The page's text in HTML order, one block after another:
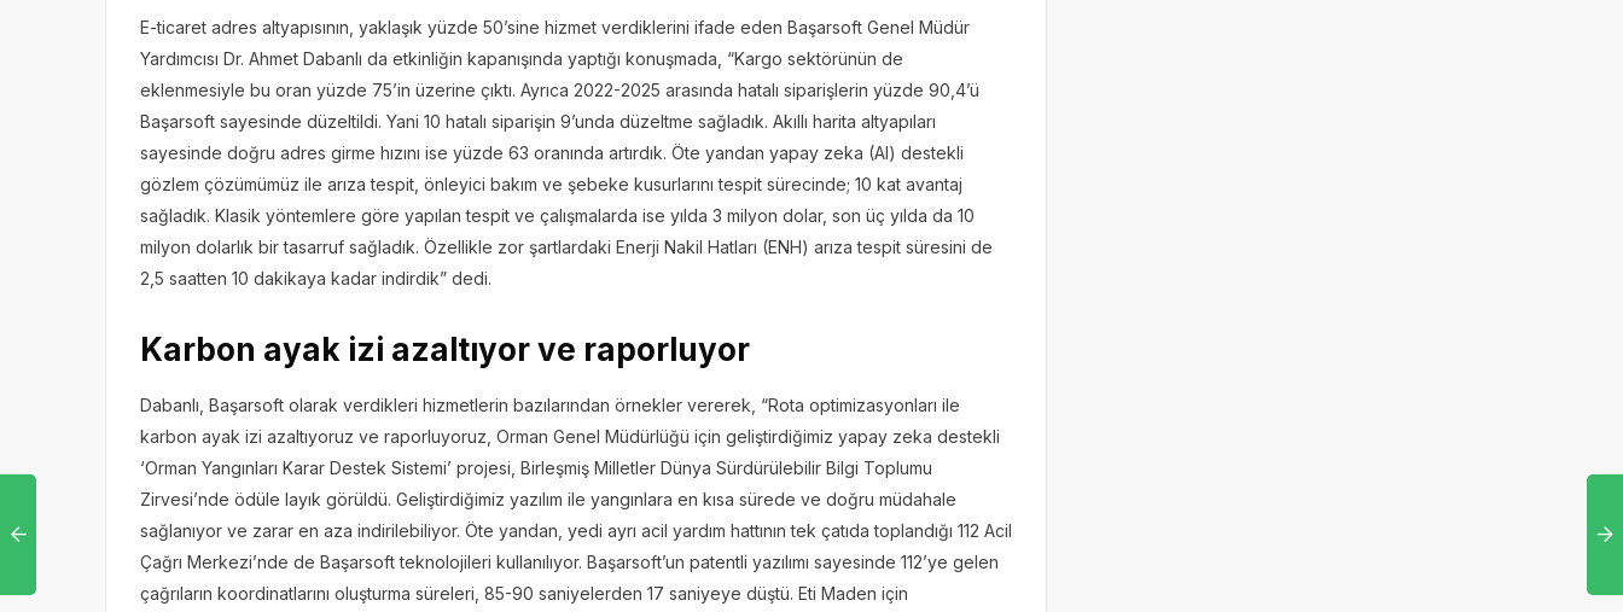
E-ticaret adres altyapısının, yaklaşık yüzde 50’sine hizmet verdiklerini ifade eden Başarsoft Genel Müdür
Yardımcısı Dr. Ahmet Dabanlı da etkinliğin kapanışında yaptığı konuşmada, “Kargo sektörünün de
eklenmesiyle bu oran yüzde 75’in üzerine çıktı. Ayrıca 2022-2025 arasında hatalı siparişlerin yüzde 90,4’ü
Başarsoft sayesinde düzeltildi. Yani 10 hatalı siparişin 9’unda düzeltme sağladık. Akıllı harita altyapıları
sayesinde doğru adres girme hızını ise yüzde 63 oranında artırdık. Öte yandan yapay zeka (AI) destekli
gözlem çözümümüz ile arıza tespit, önleyici bakım ve şebeke kusurlarını tespit sürecinde; 10 kat avantaj
sağladık. Klasik yöntemlere göre yapılan tespit ve çalışmalarda ise yılda 3 milyon dolar, son üç yılda da 10
milyon dolarlık bir tasarruf sağladık. Özellikle zor şartlardaki Enerji Nakil Hatları (ENH) arıza tespit süresini de
2,5 saatten 10 dakikaya kadar indirdik” dedi.
Karbon ayak izi azaltıyor ve raporluyor
Dabanlı, Başarsoft olarak verdikleri hizmetlerin bazılarından örnekler vererek, “Rota optimizasyonları ile
karbon ayak izi azaltıyoruz ve raporluyoruz, Orman Genel Müdürlüğü için geliştirdiğimiz yapay zeka destekli
‘Orman Yangınları Karar Destek Sistemi’ projesi, Birleşmiş Milletler Dünya Sürdürülebilir Bilgi Toplumu
Zirvesi’nde ödüle layık görüldü. Geliştirdiğimiz yazılım ile yangınlara en kısa sürede ve doğru müdahale
sağlanıyor ve zarar en aza indirilebiliyor. Öte yandan, yedi ayrı acil yardım hattının tek çatıda toplandığı 112 Acil
Çağrı Merkezi’nde de Başarsoft teknolojileri kullanılıyor. Başarsoft’un patentli yazılımı sayesinde 112’ye gelen
çağrıların koordinatlarını oluşturma süreleri, 85-90 saniyelerden 17 saniyeye düştü. Eti Maden için